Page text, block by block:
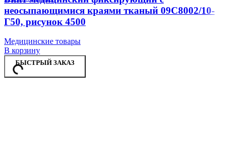
неосыпающимися краями тканый 09С8002/10-
Г50, рисунок 4500
Медицинские товары
В корзину
БЫСТРЫЙ ЗАКАЗ